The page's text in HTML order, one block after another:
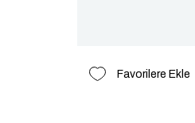
Favorilere Ekle